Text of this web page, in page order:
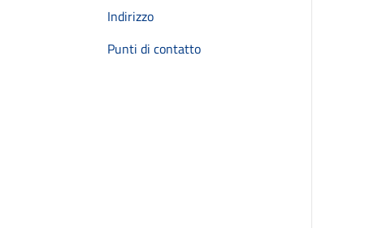
Indirizzo
Punti di contatto